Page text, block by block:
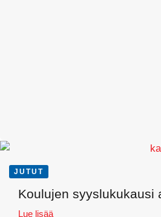
JUTUT
Koulujen syyslukukausi
Lue lisää